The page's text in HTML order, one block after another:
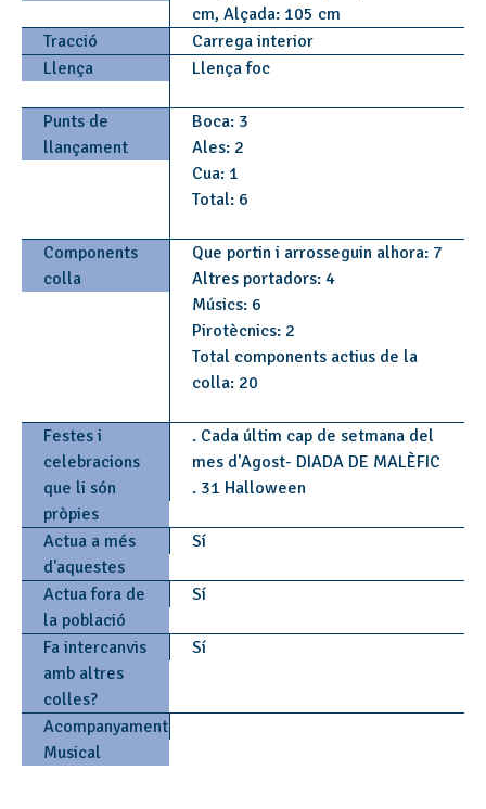
cm, Alçada: 105 cm
Tracció
Carrega interior
Llença
Llença foc
Punts de
llançament
Boca: 3
Ales: 2
Cua: 1
Total: 6
Components
colla
Que portin i arrosseguin alhora: 7
Altres portadors: 4
Músics: 6
Pirotècnics: 2
Total components actius de la
colla: 20
Festes i
celebracions
que li són
pròpies
. Cada últim cap de setmana del
mes d'Agost- DIADA DE MALÈFIC
. 31 Halloween
Actua a més
d'aquestes
Sí
Actua fora de
la població
Sí
Fa intercanvis
amb altres
colles?
Sí
Acompanyament
Musical